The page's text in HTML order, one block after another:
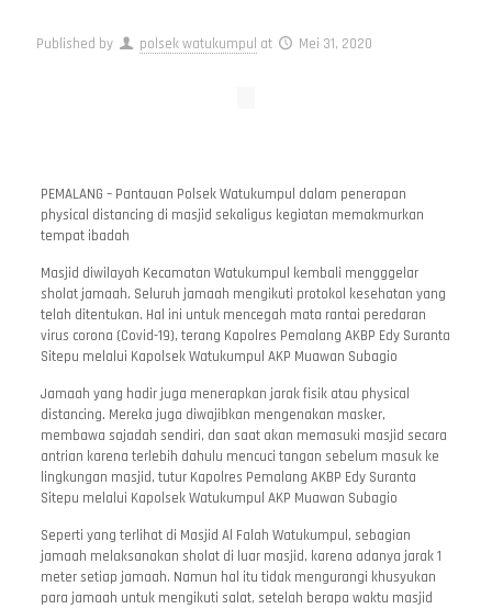
Published by polsek watukumpul at Mei 31, 2020
PEMALANG – Pantauan Polsek Watukumpul dalam penerapan
physical distancing di masjid sekaligus kegiatan memakmurkan
tempat ibadah
Masjid diwilayah Kecamatan Watukumpul kembali mengggelar
sholat jamaah. Seluruh jamaah mengikuti protokol kesehatan yang
telah ditentukan. Hal ini untuk mencegah mata rantai peredaran
virus corona (Covid-19), terang Kapolres Pemalang AKBP Edy Suranta
Sitepu melalui Kapolsek Watukumpul AKP Muawan Subagio
Jamaah yang hadir juga menerapkan jarak fisik atau physical
distancing. Mereka juga diwajibkan mengenakan masker,
membawa sajadah sendiri, dan saat akan memasuki masjid secara
antrian karena terlebih dahulu mencuci tangan sebelum masuk ke
lingkungan masjid, tutur Kapolres Pemalang AKBP Edy Suranta
Sitepu melalui Kapolsek Watukumpul AKP Muawan Subagio
Seperti yang terlihat di Masjid Al Falah Watukumpul, sebagian
jamaah melaksanakan sholat di luar masjid, karena adanya jarak 1
meter setiap jamaah. Namun hal itu tidak mengurangi khusyukan
para jamaah untuk mengikuti salat, setelah berapa waktu masjid